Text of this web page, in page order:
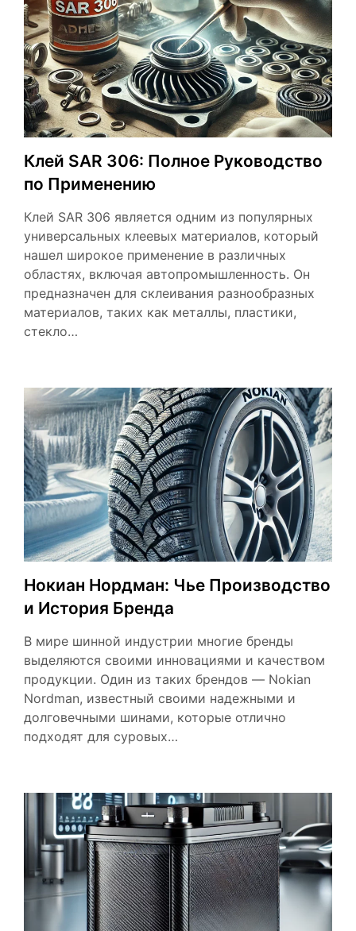
Клей SAR 306: Полное Руководство
по Применению
Клей SAR 306 является одним из популярных
универсальных клеевых материалов, который
нашел широкое применение в различных
областях, включая автопромышленность. Он
предназначен для склеивания разнообразных
материалов, таких как металлы, пластики,
стекло…
Нокиан Нордман: Чье Производство
и История Бренда
В мире шинной индустрии многие бренды
выделяются своими инновациями и качеством
продукции. Один из таких брендов — Nokian
Nordman, известный своими надежными и
долговечными шинами, которые отлично
подходят для суровых…